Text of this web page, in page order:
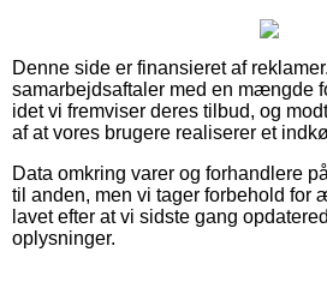
Denne side er finansieret af
samarbejdsaftaler med en mængde
idet vi fremviser deres tilbud, og
af at vores brugere realiserer et
Data omkring varer og forhandlere
til anden, men vi tager forbehold for
lavet efter at vi sidste gang
oplysninger.